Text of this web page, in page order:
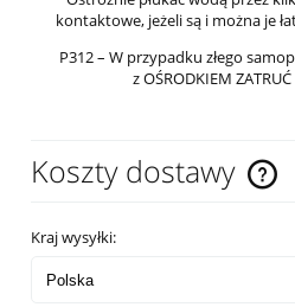
kontaktowe, jeżeli są i można je
P312 – W przypadku złego
z OŚRODKIEM
Koszty dostawy
Cena nie zawiera ewentualnych
Kraj wysyłki: